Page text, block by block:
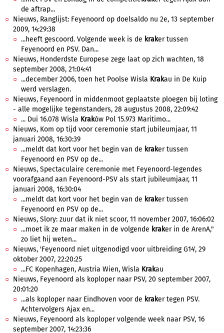
de aftrap...
Nieuws, Ranglijst: Feyenoord op doelsaldo nu 2e, 13 september
2009, 14:29:38
...heeft gescoord. Volgende week is de kraker tussen
Feyenoord en PSV. Dan...
Nieuws, Honderdste Europese zege laat op zich wachten, 18
september 2008, 21:04:41
...december 2006, toen het Poolse Wisla Krakau in De Kuip
werd verslagen.
Nieuws, Feyenoord in middenmoot geplaatste ploegen bij loting
- alle mogelijke tegenstanders, 28 augustus 2008, 22:09:42
... Dui 16.078 Wisla Kraków Pol 15.973 Maritimo...
Nieuws, Kom op tijd voor ceremonie start jubileumjaar, 11
januari 2008, 16:30:39
...meldt dat kort voor het begin van de kraker tussen
Feyenoord en PSV op de...
Nieuws, Spectaculaire ceremonie met Feyenoord-legendes
voorafgaand aan Feyenoord-PSV als start jubileumjaar, 11
januari 2008, 16:30:04
...meldt dat kort voor het begin van de kraker tussen
Feyenoord en PSV op de...
Nieuws, Slory: zuur dat ik niet scoor, 11 november 2007, 16:06:02
...moet ik ze maar maken in de volgende kraker in de ArenA,"
zo liet hij weten...
Nieuws, 'Feyenoord niet uitgenodigd voor uitbreiding G14', 29
oktober 2007, 22:20:25
...FC Kopenhagen, Austria Wien, Wisla Krakau
Nieuws, Feyenoord als koploper naar PSV, 20 september 2007,
20:01:20
...als koploper naar Eindhoven voor de kraker tegen PSV.
Achtervolgers Ajax en...
Nieuws, Feyenoord als koploper volgende week naar PSV, 16
september 2007, 14:23:36